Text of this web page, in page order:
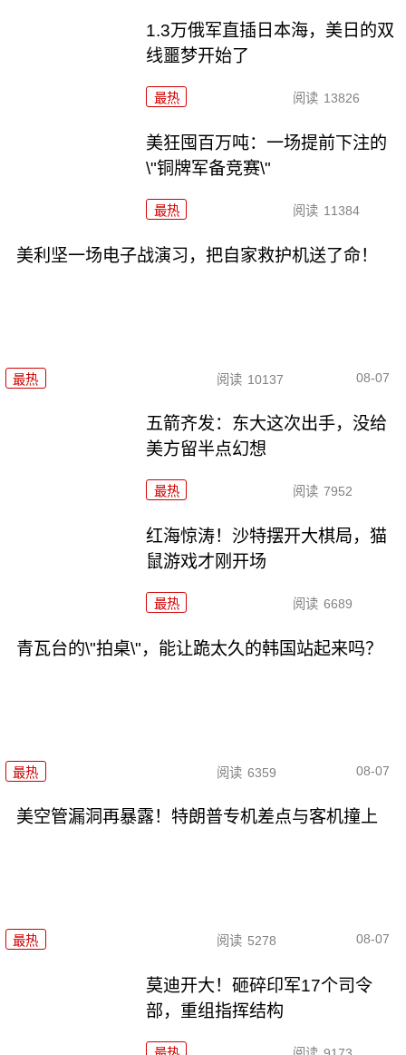
1.3万俄军直插日本海，美日的双
线噩梦开始了
最热 阅读 13826
美狂囤百万吨：一场提前下注的
\"铜牌军备竞赛\"
最热 阅读 11384
美利坚一场电子战演习，把自家救护机送了命！
最热 阅读 10137 08-07
五箭齐发：东大这次出手，没给
美方留半点幻想
最热 阅读 7952
红海惊涛！沙特摆开大棋局，猫
鼠游戏才刚开场
最热 阅读 6689
青瓦台的\"拍桌\"，能让跪太久的韩国站起来吗？
最热 阅读 6359 08-07
美空管漏洞再暴露！特朗普专机差点与客机撞上
最热 阅读 5278 08-07
莫迪开大！砸碎印军17个司令
部，重组指挥结构